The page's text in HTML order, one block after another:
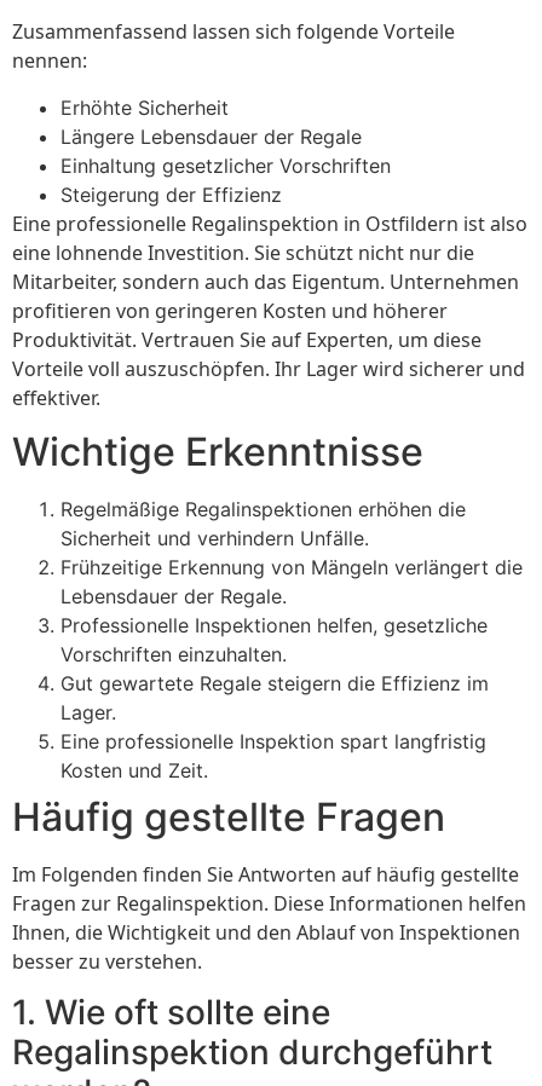
Zusammenfassend lassen sich folgende Vorteile
nennen:
Erhöhte Sicherheit
Längere Lebensdauer der Regale
Einhaltung gesetzlicher Vorschriften
Steigerung der Effizienz
Eine professionelle Regalinspektion in Ostfildern ist also
eine lohnende Investition. Sie schützt nicht nur die
Mitarbeiter, sondern auch das Eigentum. Unternehmen
profitieren von geringeren Kosten und höherer
Produktivität. Vertrauen Sie auf Experten, um diese
Vorteile voll auszuschöpfen. Ihr Lager wird sicherer und
effektiver.
Wichtige Erkenntnisse
Regelmäßige Regalinspektionen erhöhen die
Sicherheit und verhindern Unfälle.
Frühzeitige Erkennung von Mängeln verlängert die
Lebensdauer der Regale.
Professionelle Inspektionen helfen, gesetzliche
Vorschriften einzuhalten.
Gut gewartete Regale steigern die Effizienz im
Lager.
Eine professionelle Inspektion spart langfristig
Kosten und Zeit.
Häufig gestellte Fragen
Im Folgenden finden Sie Antworten auf häufig gestellte
Fragen zur Regalinspektion. Diese Informationen helfen
Ihnen, die Wichtigkeit und den Ablauf von Inspektionen
besser zu verstehen.
1. Wie oft sollte eine
Regalinspektion durchgeführt